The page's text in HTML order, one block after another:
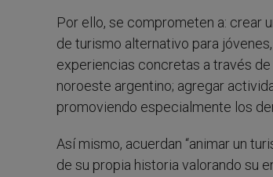
Por ello, se comprometen a: crear
de turismo alternativo para
experiencias concretas a través
noroeste argentino; agregar
promoviendo especialmente los
Así mismo, acuerdan “animar un
de su propia historia valorando su